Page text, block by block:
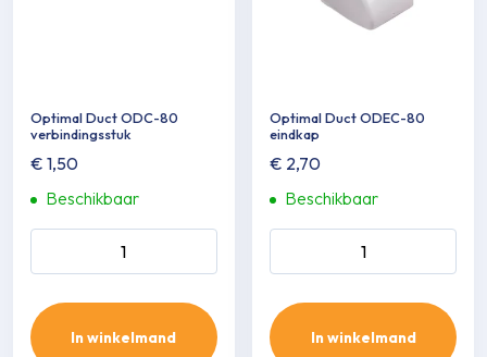
Optimal Duct ODC-80
verbin­dingsstuk
€ 1,50
Beschikbaar
In winkelmand
Optimal Duct ODEC-80
eindkap
€ 2,70
Beschikbaar
In winkelmand